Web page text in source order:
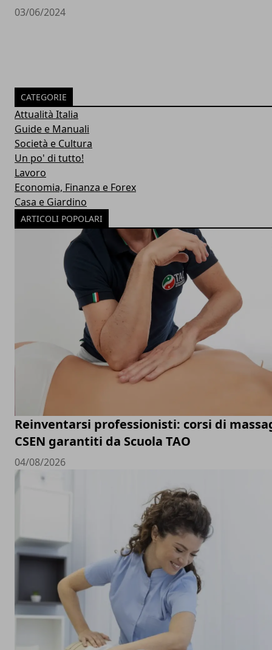
03/06/2024
CATEGORIE
Attualità Italia
Guide e Manuali
Società e Cultura
Un po' di tutto!
Lavoro
Economia, Finanza e Forex
Casa e Giardino
ARTICOLI POPOLARI
Reinventarsi professionisti: corsi di
CSEN garantiti da Scuola TAO
04/08/2026